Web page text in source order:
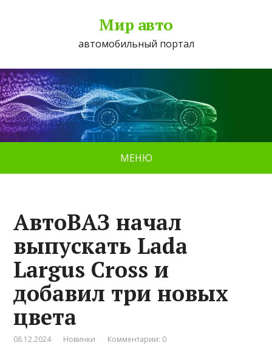
Мир авто
автомобильный портал
МЕНЮ
АвтоВАЗ начал
выпускать Lada
Largus Cross и
добавил три новых
цвета
08.12.2024 Новинки Комментарии: 0